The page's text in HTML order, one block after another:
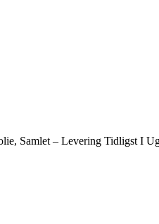
Samlet – Levering Tidligst I